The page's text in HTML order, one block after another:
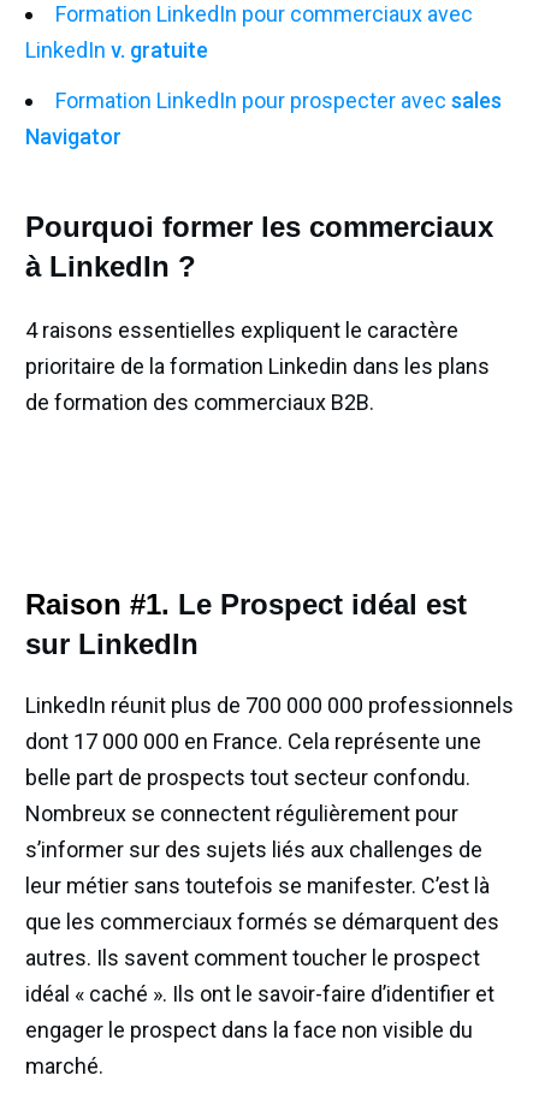
Formation LinkedIn pour commerciaux avec
LinkedIn v. gratuite
Formation LinkedIn pour prospecter avec sales
Navigator
Pourquoi former les commerciaux
à LinkedIn ?
4 raisons essentielles expliquent le caractère
prioritaire de la formation Linkedin dans les plans
de formation des commerciaux B2B.
Raison #1. Le Prospect idéal est
sur LinkedIn
LinkedIn réunit plus de 700 000 000 professionnels
dont 17 000 000 en France. Cela représente une
belle part de prospects tout secteur confondu.
Nombreux se connectent régulièrement pour
s’informer sur des sujets liés aux challenges de
leur métier sans toutefois se manifester. C’est là
que les commerciaux formés se démarquent des
autres. Ils savent comment toucher le prospect
idéal « caché ». Ils ont le savoir-faire d’identifier et
engager le prospect dans la face non visible du
marché.